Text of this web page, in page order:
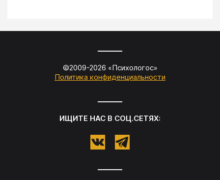
©2009-2026 «Психологос»
Политика конфиденциальности
ИЩИТЕ НАС В СОЦ.СЕТЯХ: